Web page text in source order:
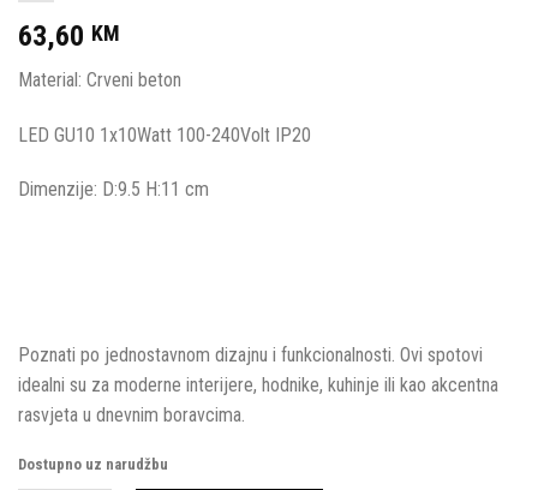
63,60 KM
Material: Crveni beton
LED GU10 1x10Watt 100-240Volt IP20
Dimenzije: D:9.5 H:11 cm
Poznati po jednostavnom dizajnu i funkcionalnosti. Ovi spotovi
idealni su za moderne interijere, hodnike, kuhinje ili kao akcentna
rasvjeta u dnevnim boravcima.
Dostupno uz narudžbu